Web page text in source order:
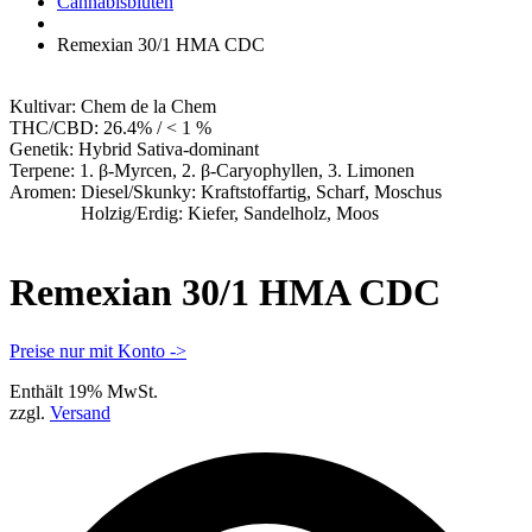
Remexian 30/1 HMA CDC
Kultivar: Chem de la Chem
THC/CBD: 26.4% / < 1 %
Genetik: Hybrid Sativa-dominant
Terpene: 1. β-Myrcen, 2. β-Caryophyllen, 3. Limonen
Aromen: Diesel/Skunky: Kraftstoffartig, Scharf, Moschus
Holzig/Erdig: Kiefer, Sandelholz, Moos
Remexian 30/1 HMA CDC
Preise nur mit Konto ->
Enthält 19% MwSt.
zzgl. Versand